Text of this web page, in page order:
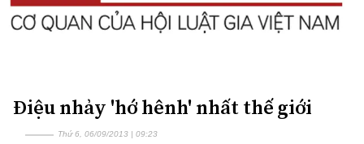
Điệu nhảy 'hớ hênh' nhất thế giới
Thứ 6, 06/09/2013 | 09:23